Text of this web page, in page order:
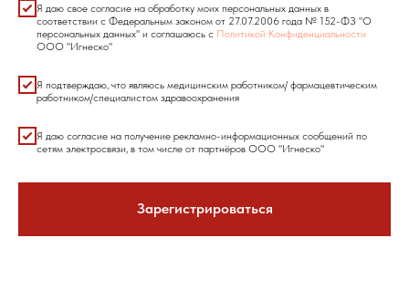
Я даю свое согласие на обработку моих персональных данных в
соответствии с Федеральным законом от 27.07.2006 года № 152-ФЗ "О
персональных данных" и соглашаюсь с Политикой Конфиденциальности
ООО "Игнеско"
Я подтверждаю, что являюсь медицинским работником/ фармацевтическим
работником/специалистом здравоохранения
Я даю согласие на получение рекламно-информационных сообщений по
сетям электросвязи, в том числе от партнёров ООО "Игнеско"
Зарегистрироваться